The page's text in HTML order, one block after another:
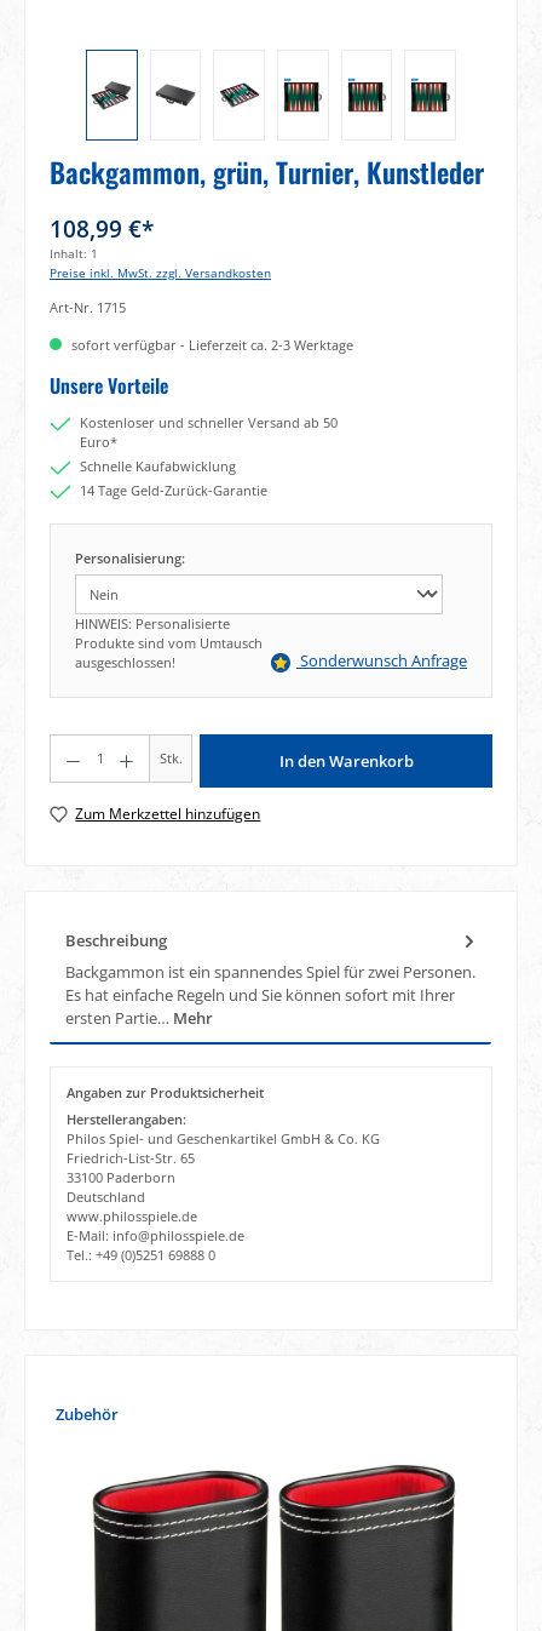
Backgammon, grün, Turnier, Kunstleder
108,99 €*
Inhalt: 1
Preise inkl. MwSt. zzgl. Versandkosten
Art-Nr. 1715
sofort verfügbar - Lieferzeit ca. 2-3 Werktage
Unsere Vorteile
Kostenloser und schneller Versand ab 50
Euro*
Schnelle Kaufabwicklung
14 Tage Geld-Zurück-Garantie
Personalisierung:
HINWEIS: Personalisierte
Produkte sind vom Umtausch
ausgeschlossen!
Sonderwunsch Anfrage
Stk. In den Warenkorb
Zum Merkzettel hinzufügen
Beschreibung
Backgammon ist ein spannendes Spiel für zwei Personen.
Es hat einfache Regeln und Sie können sofort mit Ihrer
ersten Partie… Mehr
Angaben zur Produktsicherheit
Herstellerangaben:
Philos Spiel- und Geschenkartikel GmbH & Co. KG
Friedrich-List-Str. 65
33100 Paderborn
Deutschland
www.philosspiele.de
E-Mail: info@philosspiele.de
Tel.: +49 (0)5251 69888 0
Produktgalerie überspringen
Zubehör